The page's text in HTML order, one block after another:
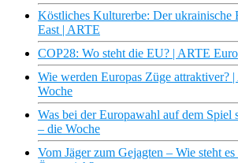
Köstliches Kulturerbe: Der ukrainische
East | ARTE
COP28: Wo steht die EU? | ARTE
Wie werden Europas Züge attraktiver?
Woche
Was bei der Europawahl auf dem Spiel
– die Woche
Vom Jäger zum Gejagten – Wie steht